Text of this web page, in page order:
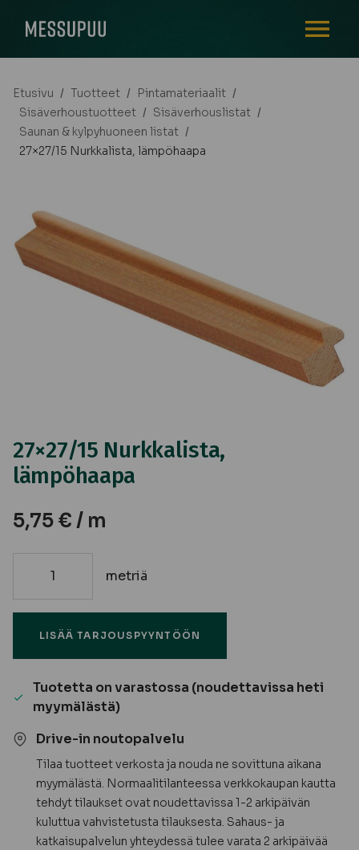
Etusivu / Tuotteet / Pintamateriaalit /
Sisäverhoustuotteet / Sisäverhouslistat /
Saunan & kylpyhuoneen listat /
27×27/15 Nurkkalista, lämpöhaapa
27×27/15 Nurkkalista,
lämpöhaapa
5,75 € / m
27x27/15
määrä
metriä
LISÄÄ TARJOUSPYYNTÖÖN
Tuotetta on varastossa (noudettavissa heti
myymälästä)
Drive-in noutopalvelu
Tilaa tuotteet verkosta ja nouda ne sovittuna aikana
myymälästä. Normaalitilanteessa verkkokaupan kautta
tehdyt tilaukset ovat noudettavissa 1-2 arkipäivän
kuluttua vahvistetusta tilauksesta. Sahaus- ja
katkaisupalvelun yhteydessä tulee varata 2 arkipäivää